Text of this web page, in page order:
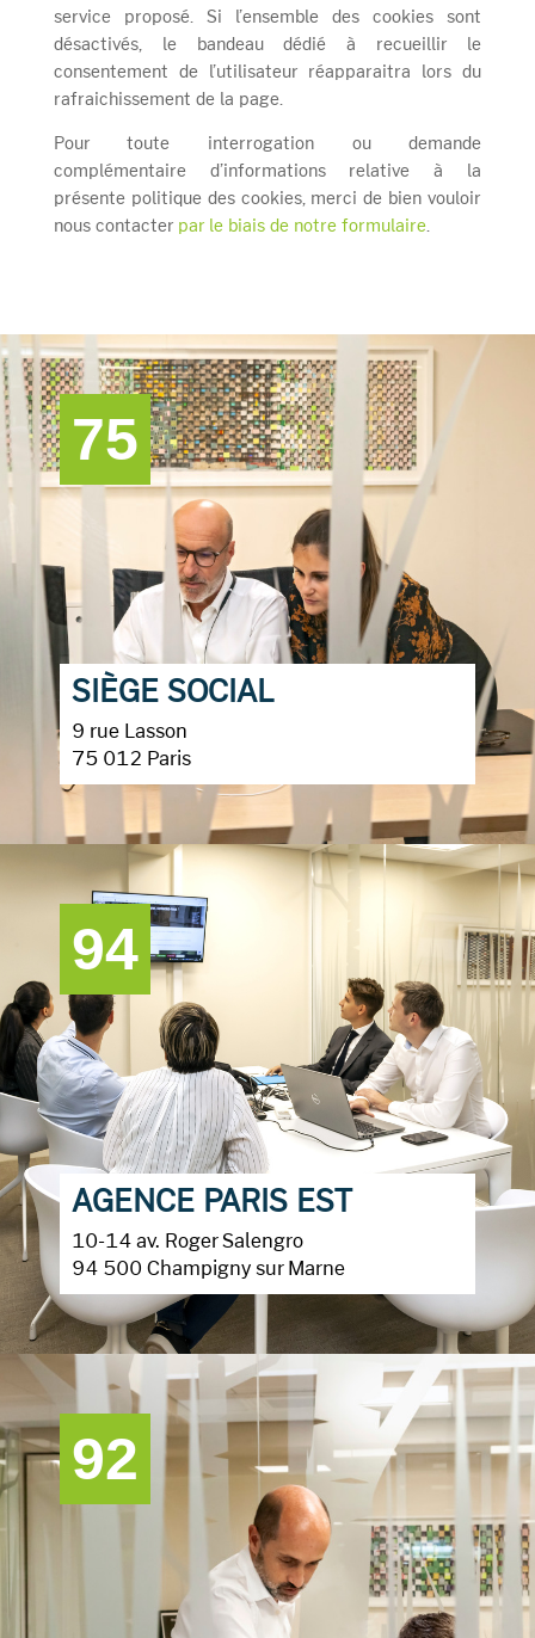
service proposé. Si l’ensemble des cookies sont
désactivés, le bandeau dédié à recueillir le
consentement de l’utilisateur réapparaitra lors du
rafraichissement de la page.
Pour toute interrogation ou demande
complémentaire d’informations relative à la
présente politique des cookies, merci de bien vouloir
nous contacter par le biais de notre formulaire.
75
SIÈGE SOCIAL
9 rue Lasson
75 012 Paris
94
AGENCE PARIS EST
10-14 av. Roger Salengro
94 500 Champigny sur Marne
92